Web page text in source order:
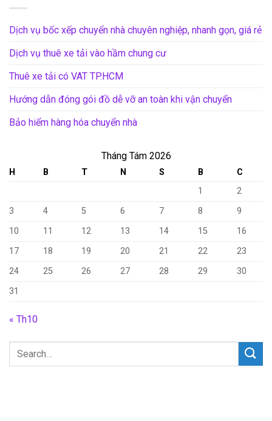
Dịch vụ bốc xếp chuyển nhà chuyên nghiệp, nhanh gọn, giá rẻ
Dịch vụ thuê xe tải vào hầm chung cư
Thuê xe tải có VAT TP.HCM
Hướng dẫn đóng gói đồ dễ vỡ an toàn khi vận chuyển
Bảo hiểm hàng hóa chuyển nhà
Tháng Tám 2026
H B T N S B
C
1
2
3
4 5 6 7 8
9
10
11 12 13 14 15
16
17
18 19 20 21 22
23
24
25 26 27 28 29
30
31
« Th10